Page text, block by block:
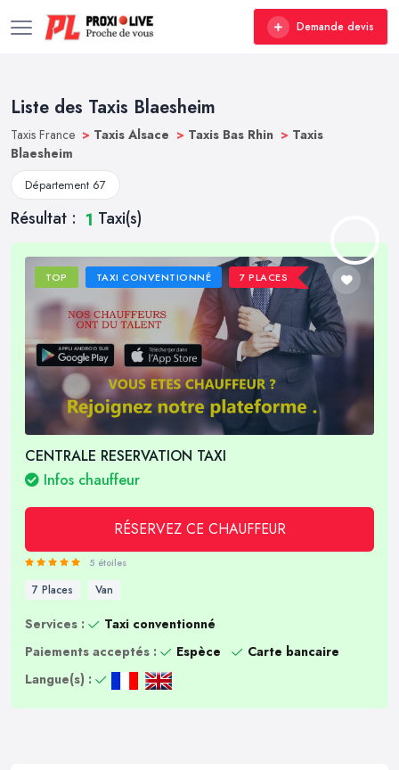
Demande devis
Liste des Taxis Blaesheim
Taxis France > Taxis Alsace > Taxis Bas Rhin > Taxis
Blaesheim
Département 67
Résultat : 1 Taxi(s)
TOP TAXI CONVENTIONNÉ 7 PLACES
CENTRALE RESERVATION TAXI
Infos chauffeur
RÉSERVEZ CE CHAUFFEUR
5 étoiles
7 Places Van
Services :
Taxi conventionné
Paiements acceptés :
Espèce
Carte bancaire
Langue(s) :